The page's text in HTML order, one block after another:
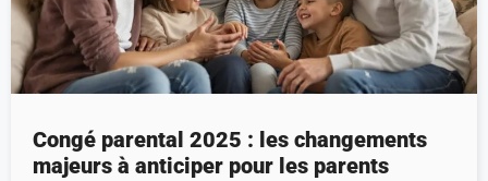
Congé parental 2025 : les changements
majeurs à anticiper pour les parents